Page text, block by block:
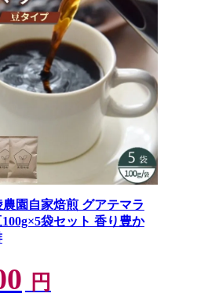
農園自家焙煎 グアテマラ
袋セット 香り豊か
円